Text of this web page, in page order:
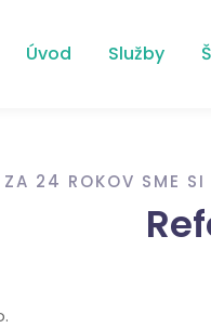
Úvod Služby
ZA 24 ROKOV SME SI